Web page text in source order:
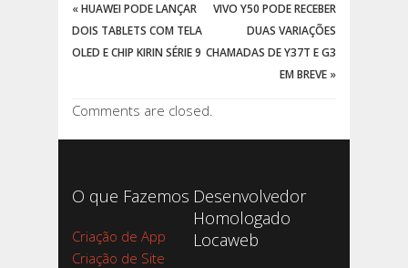
«HUAWEI PODE LANÇAR
DOIS TABLETS COM TELA
OLED E CHIP KIRIN SÉRIE 9
VIVO Y50 PODE RECEBER
DUAS VARIAÇÕES
CHAMADAS DE Y37T E G3
EM BREVE »
Comments are closed.
O que Fazemos
Criação de App
Criação de Site
Desenvolvedor
Homologado
Locaweb